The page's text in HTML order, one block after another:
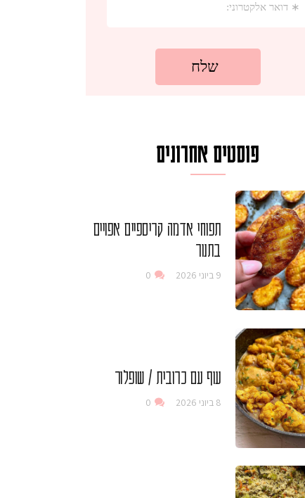
פוסטים אחרונים
תפוחי אדמה קריספיים אפויים
בתנור
9 ביוני 2026 0
עוף עם כרובית / שופלור
8 ביוני 2026 0